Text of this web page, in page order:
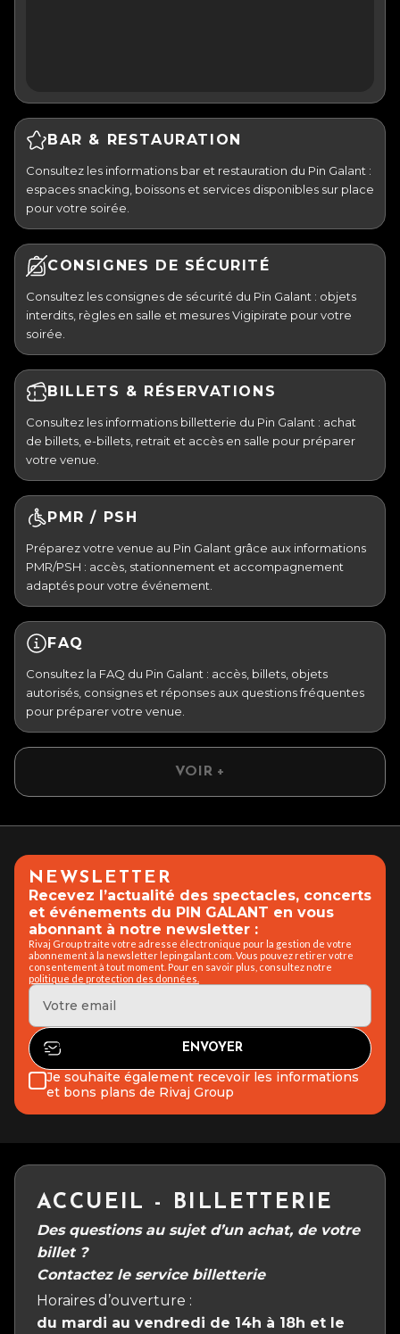
BAR & RESTAURATION
Consultez les informations bar et restauration du Pin Galant :
espaces snacking, boissons et services disponibles sur place
pour votre soirée.
CONSIGNES DE SÉCURITÉ
Consultez les consignes de sécurité du Pin Galant : objets
interdits, règles en salle et mesures Vigipirate pour votre
soirée.
BILLETS & RÉSERVATIONS
Consultez les informations billetterie du Pin Galant : achat
de billets, e-billets, retrait et accès en salle pour préparer
votre venue.
PMR / PSH
Préparez votre venue au Pin Galant grâce aux informations
PMR/PSH : accès, stationnement et accompagnement
adaptés pour votre événement.
FAQ
Consultez la FAQ du Pin Galant : accès, billets, objets
autorisés, consignes et réponses aux questions fréquentes
pour préparer votre venue.
VOIR +
NEWSLETTER
Recevez l’actualité des spectacles, concerts
et événements du PIN GALANT en vous
abonnant à notre newsletter :
Rivaj Group traite votre adresse électronique pour la gestion de votre
abonnement à la newsletter lepingalant.com. Vous pouvez retirer votre
consentement à tout moment. Pour en savoir plus, consultez notre
politique de protection des données.
Je souhaite également recevoir les informations
et bons plans de Rivaj Group
ACCUEIL - BILLETTERIE
Des questions au sujet d’un achat, de votre
billet ?
Contactez le service billetterie
Horaires d’ouverture :
du mardi au vendredi de 14h à 18h et le